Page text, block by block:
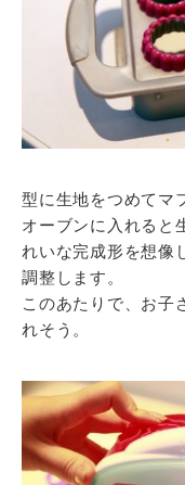
型に生地をつめてマ
オーブンに入れると
れいな完成形を想像
調整します。
このあたりで、お子
れそう。